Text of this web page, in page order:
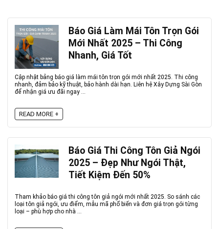
Báo Giá Làm Mái Tôn Trọn Gói
Mới Nhất 2025 – Thi Công
Nhanh, Giá Tốt
Cập nhật bảng báo giá làm mái tôn trọn gói mới nhất 2025. Thi công
nhanh, đảm bảo kỹ thuật, bảo hành dài hạn. Liên hệ Xây Dựng Sài Gòn
để nhận giá ưu đãi ngay ...
READ MORE +
Báo Giá Thi Công Tôn Giả Ngói
2025 – Đẹp Như Ngói Thật,
Tiết Kiệm Đến 50%
Tham khảo báo giá thi công tôn giả ngói mới nhất 2025. So sánh các
loại tôn giả ngói, ưu điểm, mẫu mã phổ biến và đơn giá trọn gói từng
loại – phù hợp cho nhà ...